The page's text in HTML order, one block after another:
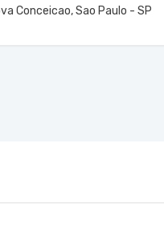
Conceicao, Sao Paulo - SP
Sao Paulo - SP